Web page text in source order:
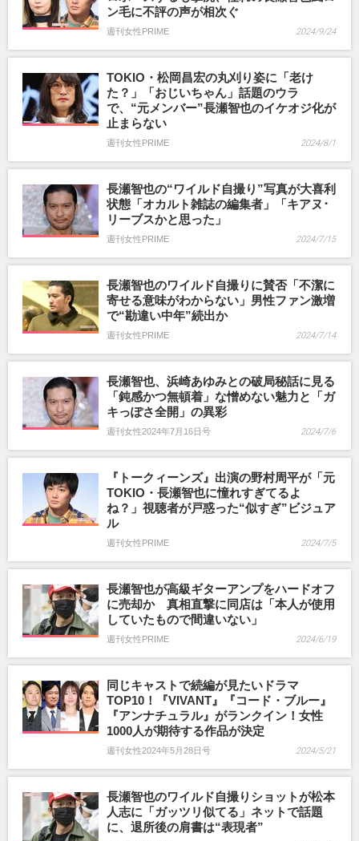
ン毛に不評の声が相次ぐ
週刊女性PRIME 2024/9/24
TOKIO・松岡昌宏の丸刈り姿に「老け
た？」「おじいちゃん」話題のウラ
で、“元メンバー”長瀬智也のイケオジ化が
止まらない
週刊女性PRIME 2024/8/1
長瀬智也の“ワイルド自撮り”写真が大喜利
状態「オカルト雑誌の編集者」「キアヌ･
リーブスかと思った」
週刊女性PRIME 2024/7/15
長瀬智也のワイルド自撮りに賛否「不潔に
寄せる意味がわからない」男性ファン激増
で“勘違い中年”続出か
週刊女性PRIME 2024/7/14
長瀬智也、浜崎あゆみとの破局秘話に見る
「鈍感かつ無頓着」な憎めない魅力と「ガ
キっぽさ全開」の異彩
週刊女性2024年7月16日号 2024/7/6
『トークィーンズ』出演の野村周平が「元
TOKIO・長瀬智也に憧れすぎてるよ
ね？」視聴者が戸惑った“似すぎ”ビジュア
ル
週刊女性PRIME 2024/7/5
長瀬智也が高級ギターアンプをハードオフ
に売却か 真相直撃に同店は「本人が使用
していたもので間違いない」
週刊女性PRIME 2024/6/19
同じキャストで続編が見たいドラマ
TOP10！『VIVANT』『コード・ブルー』
『アンナチュラル』がランクイン！女性
1000人が期待する作品が決定
週刊女性2024年5月28日号 2024/5/21
長瀬智也のワイルド自撮りショットが松本
人志に「ガッツリ似てる」ネットで話題
に、退所後の肩書は“表現者”